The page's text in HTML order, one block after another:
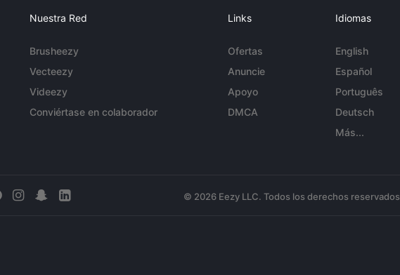
Nuestra Red
Brusheezy
Vecteezy
Videezy
Conviértase en colaborador
Links
Ofertas
Anuncie
Apoyo
DMCA
Idiomas
English
Español
Português
Deutsch
Más...
© 2026 Eezy LLC. Todos los derechos reservados